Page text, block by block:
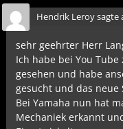
Hendrik Leroysagte
sehr geehrter Herr
Ich habe bei You
gesehen und habe
gesucht und das neue
Bei Yamaha nun hat
Mechaniek erkannt